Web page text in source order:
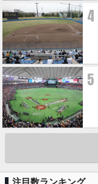
4
5
注目数ランキング